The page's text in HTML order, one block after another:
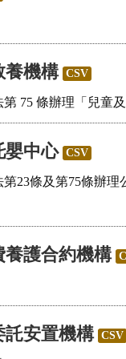
養機構 CSV
75 條辦理「兒童
嬰中心 CSV
23條及第75條辦
護合約機構
託安置機構 CSV